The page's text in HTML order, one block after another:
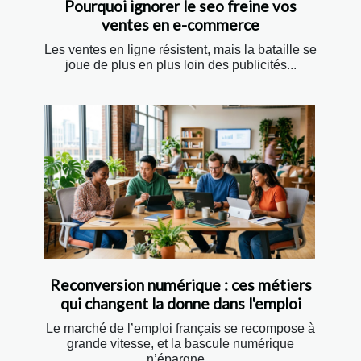
Pourquoi ignorer le seo freine vos
ventes en e-commerce
Les ventes en ligne résistent, mais la bataille se
joue de plus en plus loin des publicités...
Reconversion numérique : ces métiers
qui changent la donne dans l'emploi
Le marché de l’emploi français se recompose à
grande vitesse, et la bascule numérique